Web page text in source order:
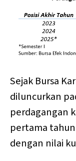
Sejak Bursa
diluncurkan
perdagangan
pertama
dengan nilai